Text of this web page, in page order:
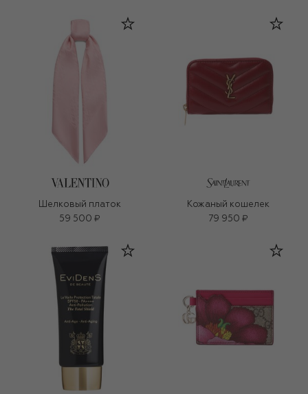
Шелковый платок
59 500 ₽
Кожаный кошелек
79 950 ₽